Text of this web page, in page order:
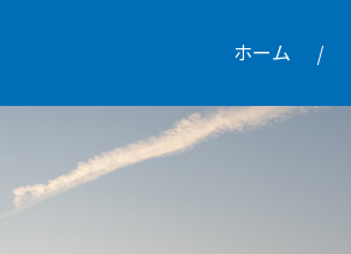
ホーム